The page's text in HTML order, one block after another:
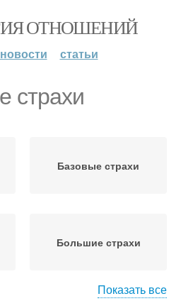
ОТНОШЕНИЙ
новости статьи
страхи
Базовые страхи
Большие страхи
Показать все